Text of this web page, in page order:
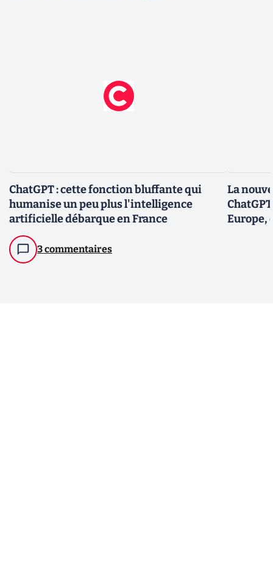
ChatGPT : cette fonction bluffante qui
humanise un peu plus l'intelligence
artificielle débarque en France
3 commentaires
La
Europe,